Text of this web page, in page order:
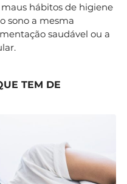
hábitos de higiene
sono a mesma
saudável ou a
TEM DE